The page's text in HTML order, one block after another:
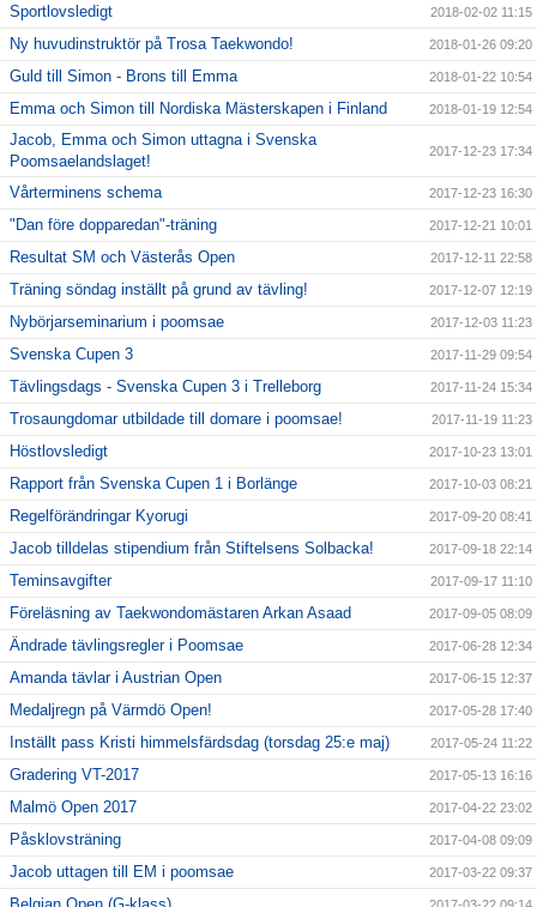
Sportlovsledigt 2018-02-02 11:15
Ny huvudinstruktör på Trosa Taekwondo! 2018-01-26 09:20
Guld till Simon - Brons till Emma 2018-01-22 10:54
Emma och Simon till Nordiska Mästerskapen i Finland 2018-01-19 12:54
Jacob, Emma och Simon uttagna i Svenska
Poomsaelandslaget!
2017-12-23 17:34
Vårterminens schema 2017-12-23 16:30
"Dan före dopparedan"-träning 2017-12-21 10:01
Resultat SM och Västerås Open 2017-12-11 22:58
Träning söndag inställt på grund av tävling! 2017-12-07 12:19
Nybörjarseminarium i poomsae 2017-12-03 11:23
Svenska Cupen 3 2017-11-29 09:54
Tävlingsdags - Svenska Cupen 3 i Trelleborg 2017-11-24 15:34
Trosaungdomar utbildade till domare i poomsae! 2017-11-19 11:23
Höstlovsledigt 2017-10-23 13:01
Rapport från Svenska Cupen 1 i Borlänge 2017-10-03 08:21
Regelförändringar Kyorugi 2017-09-20 08:41
Jacob tilldelas stipendium från Stiftelsens Solbacka! 2017-09-18 22:14
Teminsavgifter 2017-09-17 11:10
Föreläsning av Taekwondomästaren Arkan Asaad 2017-09-05 08:09
Ändrade tävlingsregler i Poomsae 2017-06-28 12:34
Amanda tävlar i Austrian Open 2017-06-15 12:37
Medaljregn på Värmdö Open! 2017-05-28 17:40
Inställt pass Kristi himmelsfärdsdag (torsdag 25:e maj) 2017-05-24 11:22
Gradering VT-2017 2017-05-13 16:16
Malmö Open 2017 2017-04-22 23:02
Påsklovsträning 2017-04-08 09:09
Jacob uttagen till EM i poomsae 2017-03-22 09:37